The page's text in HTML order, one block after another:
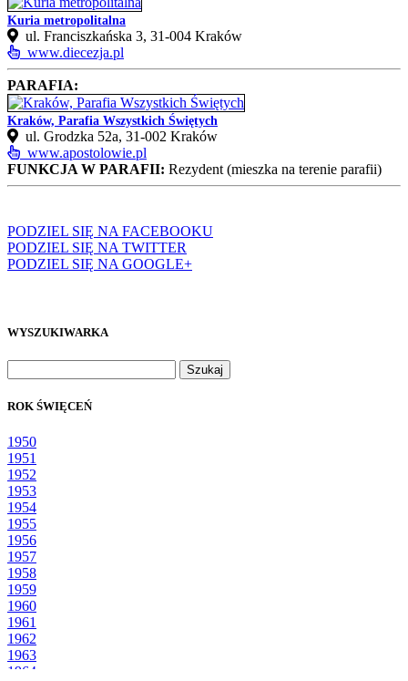
Kuria metropolitalna
ul. Franciszkańska 3, 31-004 Kraków
www.diecezja.pl
PARAFIA:
Kraków, Parafia Wszystkich Świętych
ul. Grodzka 52a, 31‑002 Kraków
www.apostolowie.pl
FUNKCJA W PARAFII: Rezydent (mieszka na terenie parafii)
PODZIEL SIĘ NA FACEBOOKU
PODZIEL SIĘ NA TWITTER
PODZIEL SIĘ NA GOOGLE+
WYSZUKIWARKA
ROK ŚWIĘCEŃ
1950
1951
1952
1953
1954
1955
1956
1957
1958
1959
1960
1961
1962
1963
1964